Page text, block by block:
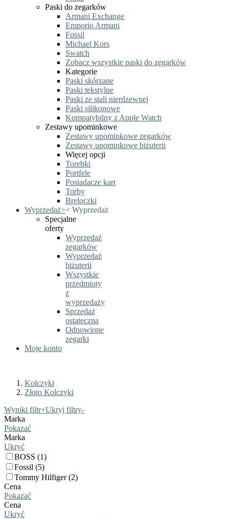
Paski do zegarków
Armani Exchange
Emporio Armani
Fossil
Michael Kors
Swatch
Zobacz wszystkie paski do zegarków
Kategorie
Paski skórzane
Paski tekstylne
Paski ze stali nierdzewnej
Paski silikonowe
Kompatybilny z Apple Watch
Zestawy upominkowe
Zestawy upominkowe zegarków
Zestawy upominkowe biżuterii
Więcej opcji
Torebki
Portfele
Posiadacze kart
Torby
Breloczki
Wyprzedaż>< Wyprzedaż
Specjalne
oferty
Wyprzedaż
zegarków
Wyprzedaż
biżuterii
Wszystkie
przedmioty
z
wyprzedaży
Sprzedaż
ostateczna
Odnowione
zegarki
Moje konto
Kolczyki
Złoto Kolczyki
Wyniki filtr+Ukryj filtry-
Marka
Pokazać
Marka
Ukryć
BOSS (1)
Fossil (5)
Tommy Hilfiger (2)
Cena
Pokazać
Cena
Ukryć